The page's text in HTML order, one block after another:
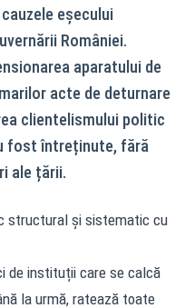
eșecului
României.
aparatului de
acte de deturnare
clientelismului politic
fost întreținute, fără
ale țării.
structural și sistematic cu
de instituții care se calcă
la urmă, ratează toate